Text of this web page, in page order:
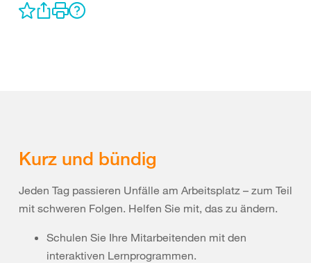
Kurz und bündig
Jeden Tag passieren Unfälle am Arbeitsplatz – zum Teil
mit schweren Folgen. Helfen Sie mit, das zu ändern.
Schulen Sie Ihre Mitarbeitenden mit den
interaktiven Lernprogrammen.